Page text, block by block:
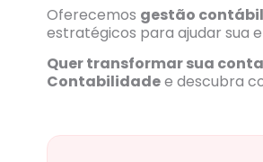
Oferecemos gestão
estratégicos para ajudar sua
Quer transformar sua
Contabilidadee descubra